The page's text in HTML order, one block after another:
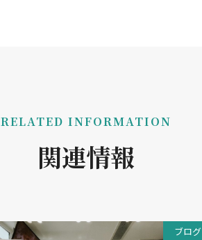
RELATED INFORMATION
関連情報
ブログ